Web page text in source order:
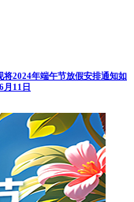
2024年端午节放假安排通知如
11日